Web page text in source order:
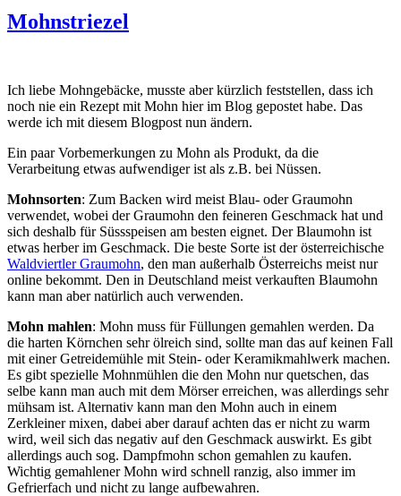
Mohnstriezel
Ich liebe Mohngebäcke, musste aber kürzlich feststellen, dass ich
noch nie ein Rezept mit Mohn hier im Blog gepostet habe. Das
werde ich mit diesem Blogpost nun ändern.
Ein paar Vorbemerkungen zu Mohn als Produkt, da die
Verarbeitung etwas aufwendiger ist als z.B. bei Nüssen.
Mohnsorten: Zum Backen wird meist Blau- oder Graumohn
verwendet, wobei der Graumohn den feineren Geschmack hat und
sich deshalb für Süssspeisen am besten eignet. Der Blaumohn ist
etwas herber im Geschmack. Die beste Sorte ist der österreichische
Waldviertler Graumohn, den man außerhalb Österreichs meist nur
online bekommt. Den in Deutschland meist verkauften Blaumohn
kann man aber natürlich auch verwenden.
Mohn mahlen: Mohn muss für Füllungen gemahlen werden. Da
die harten Körnchen sehr ölreich sind, sollte man das auf keinen Fall
mit einer Getreidemühle mit Stein- oder Keramikmahlwerk machen.
Es gibt spezielle Mohnmühlen die den Mohn nur quetschen, das
selbe kann man auch mit dem Mörser erreichen, was allerdings sehr
mühsam ist. Alternativ kann man den Mohn auch in einem
Zerkleiner mixen, dabei aber darauf achten das er nicht zu warm
wird, weil sich das negativ auf den Geschmack auswirkt. Es gibt
allerdings auch sog. Dampfmohn schon gemahlen zu kaufen.
Wichtig gemahlener Mohn wird schnell ranzig, also immer im
Gefrierfach und nicht zu lange aufbewahren.